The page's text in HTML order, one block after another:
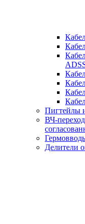
Пигтейлы
ВЧ-
Делители